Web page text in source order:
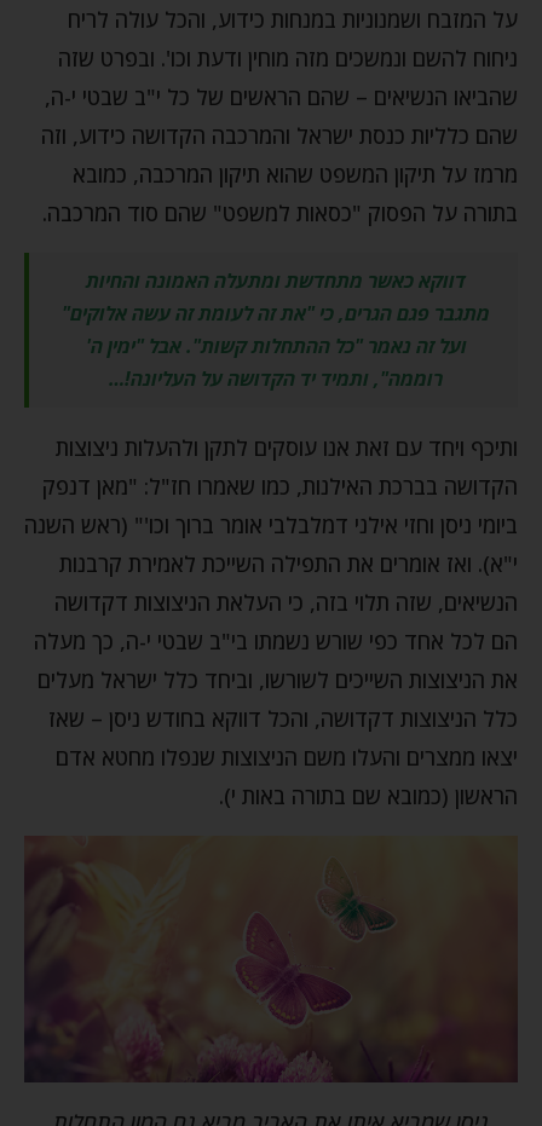
על המזבח ושמנוניות במנחות כידוע, והכל עולה לריח
ניחוח להשם ונמשכים מזה מוחין ודעת וכו'. ובפרט שזה
שהביאו הנשיאים – שהם הראשים של כל י"ב שבטי י-ה,
שהם כלליות כנסת ישראל והמרכבה הקדושה כידוע, וזה
מרמז על תיקון המשפט שהוא תיקון המרכבה, כמובא
בתורה על הפסוק "כסאות למשפט" שהם סוד המרכבה.
דווקא כאשר מתחדשת ומתעלה האמונה והחיות
מתגבר פגם הגרים, כי "את זה לעומת זה עשה אלוקים"
ועל זה נאמר "כל ההתחלות קשות". אבל "ימין ה'
רוממה", ותמיד יד הקדושה על העליונה!…
ותיכף ויחד עם זאת אנו עוסקים לתקן ולהעלות ניצוצות
הקדושה בברכת האילנות, כמו שאמרו חז"ל: "מאן דנפק
ביומי ניסן וחזי אילני דמלבלבי אומר ברוך וכו'" (ראש השנה
י"א). ואז אומרים את התפילה השייכת לאמירת קרבנות
הנשיאים, שזה תלוי בזה, כי העלאת הניצוצות דקדושה
הם לכל אחד כפי שורש נשמתו בי"ב שבטי י-ה, כך מעלה
את הניצוצות השייכים לשורשו, וביחד כלל ישראל מעלים
כלל הניצוצות דקדושה, והכל דווקא בחודש ניסן – שאז
יצאו ממצרים והעלו משם הניצוצות שנפלו מחטא אדם
הראשון (כמובא שם בתורה באות י).